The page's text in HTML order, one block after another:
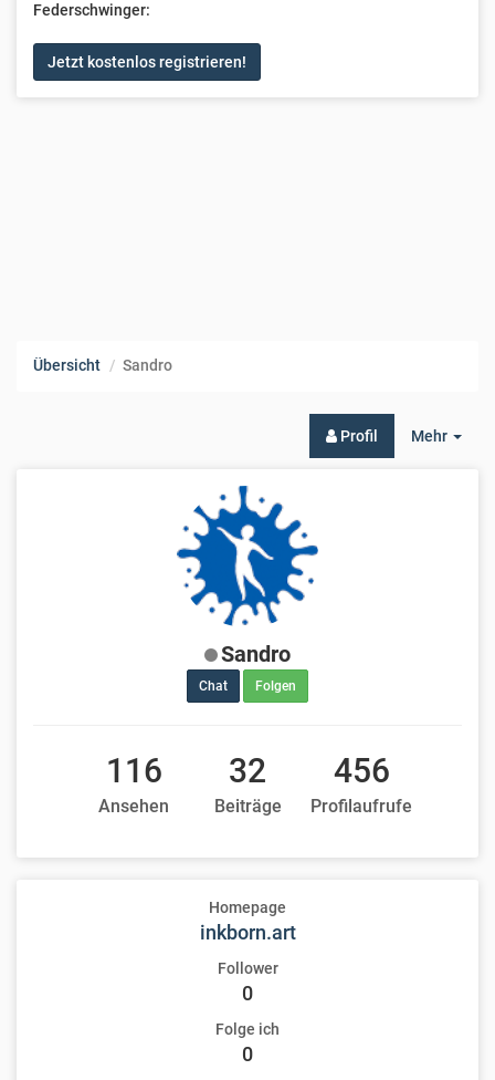
Federschwinger:
Jetzt kostenlos registrieren!
Übersicht Sandro
Mehr
Profil
Sandro
Chat Folgen
116
Ansehen
32
Beiträge
456
Profilaufrufe
Homepage
inkborn.art
Follower
0
Folge ich
0